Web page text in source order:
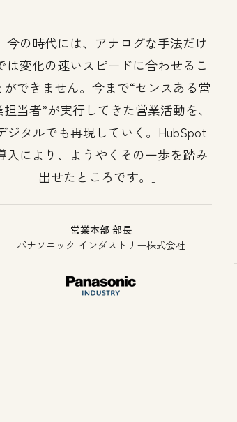
今の時代には、アナログな手法だけ
は変化の速いスピードに合わせるこ
ができません。今まで“センスある営
担当者”が実行してきた営業活動を、
ジタルでも再現していく。HubSpot
入により、ようやくその一歩を踏み
出せたところです。
営業本部 部長
パナソニック インダストリー株式会社